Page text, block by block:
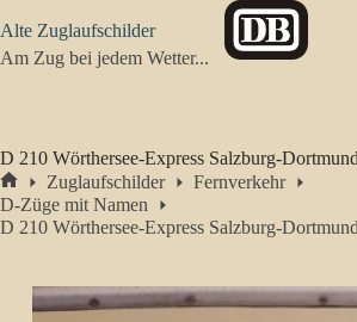
Inhalt
springen
Alte Zuglaufschilder
Am Zug bei jedem Wetter...
D 210 Wörthersee-Express Salzburg-Dortmund
Start
Zuglaufschilder
Fernverkehr
D-Züge mit Namen
D 210 Wörthersee-Express Salzburg-Dortmund